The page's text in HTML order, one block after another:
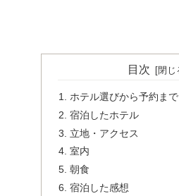
目次
ホテル選びから予約まで
宿泊したホテル
立地・アクセス
室内
朝食
宿泊した感想